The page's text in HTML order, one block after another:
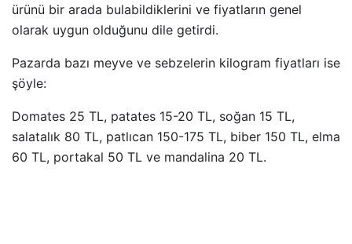
ürünü bir arada bulabildiklerini ve fiyatların genel
olarak uygun olduğunu dile getirdi.
Pazarda bazı meyve ve sebzelerin kilogram fiyatları ise
şöyle:
Domates 25 TL, patates 15-20 TL, soğan 15 TL,
salatalık 80 TL, patlıcan 150-175 TL, biber 150 TL, elma
60 TL, portakal 50 TL ve mandalina 20 TL.